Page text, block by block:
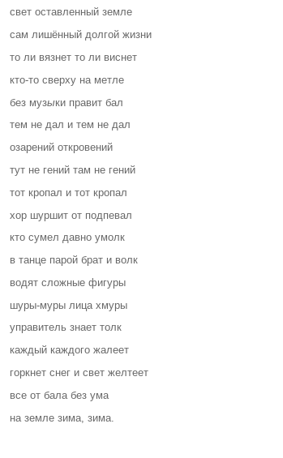
свет оставленный земле
сам лишённый долгой жизни
то ли вязнет то ли виснет
кто-то сверху на метле
без музыки правит бал
тем не дал и тем не дал
озарений откровений
тут не гений там не гений
тот кропал и тот кропал
хор шуршит от подпевал
кто сумел давно умолк
в танце парой брат и волк
водят сложные фигуры
шуры-муры лица хмуры
управитель знает толк
каждый каждого жалеет
горкнет снег и свет желтеет
все от бала без ума
на земле зима, зима.